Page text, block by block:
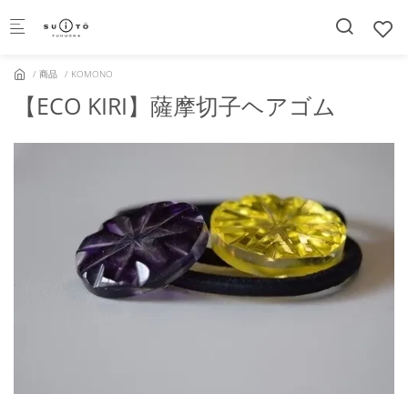
商品 KOMONO
【ECO KIRI】薩摩切子ヘアゴム